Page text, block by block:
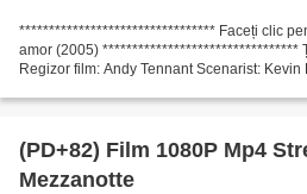
********************************* Faceți clic
amor (2005) *********************************
Regizor film: Andy Tennant Scenarist: Kevin
(PD+82) Film 1080P Mp4
Mezzanotte